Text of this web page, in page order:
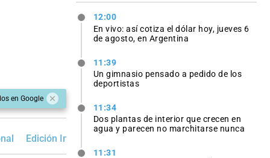
en Google
Edición Impresa
12:00
En vivo: así cotiza el dólar hoy, jueves 6
de agosto, en Argentina
11:39
Un gimnasio pensado a pedido de los
deportistas
11:34
Dos plantas de interior que crecen en
agua y parecen no marchitarse nunca
11:31